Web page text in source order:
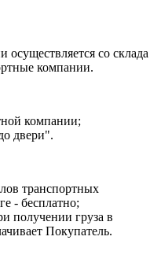
осуществляется со склада
компании.
компании;
двери".
транспортных
- бесплатно;
получении груза в
Покупатель.